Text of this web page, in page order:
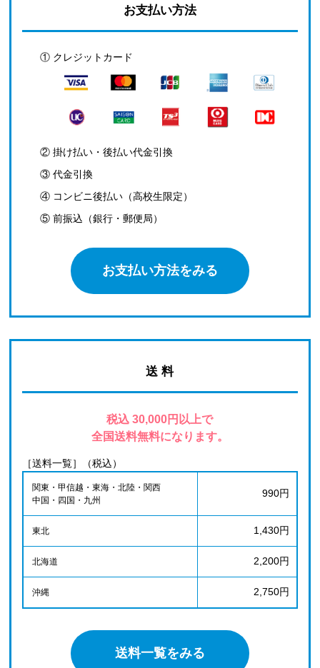
お支払い方法
① クレジットカード
② 掛け払い・後払い代金引換
③ 代金引換
④ コンビニ後払い（高校生限定）
⑤ 前振込（銀行・郵便局）
お支払い方法をみる
送 料
税込 30,000円以上で
全国送料無料になります。
［送料一覧］（税込）
関東・甲信越・東海・北陸・関西
中国・四国・九州
990円
東北 1,430円
北海道 2,200円
沖縄 2,750円
送料一覧をみる